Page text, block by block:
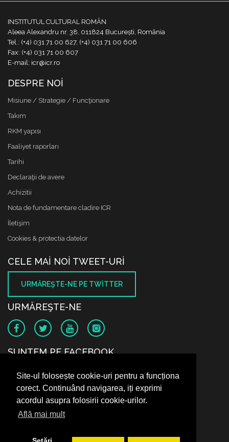
Site-ul folosește cookie-uri pentru a funcționa
corect. Continuând navigarea, iți exprimi
acordul asupra folosirii cookie-urilor.
Află mai mult
INSTITUTUL CULTURAL ROMÂN
Aleea Alexandru nr. 38, 011824 București, România
Tel.: (+4) 031 71 00 627, (+4) 031 71 00 606
Fax: (+4) 031 71 00 607
E-mail: icr@icr.ro
DESPRE NOI
Misiune / Strategie / Funcţionare
Takım
RKM yapısı
Faaliyet raporları
Tarihi
Declaraţii de avere
Achizitii
Nota de fundamentare cladire ICR
İletişim
Cookies & protectia datelor
CELE MAI NOI TWEET-URI
URMĂREŞTE-NE PE TWITTER
URMĂREŞTE-NE
SUNTEM PE FACEBOOK